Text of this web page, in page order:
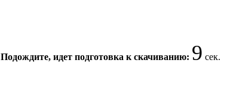
Подождите, идет подготовка к скачиванию: 8 сек.